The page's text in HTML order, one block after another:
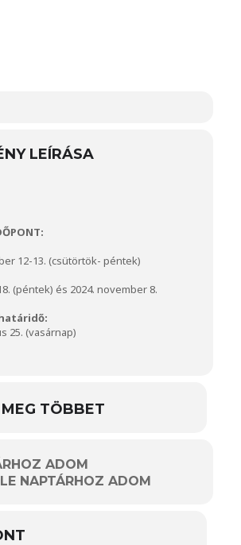
LEÍRÁSA
12-13. (csütörtök- péntek)
(péntek) és 2024. november 8.
25. (vasárnap)
TÖBBET
ADOM
NAPTÁRHOZ ADOM